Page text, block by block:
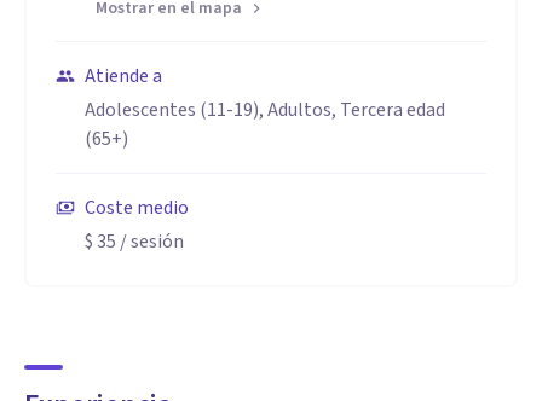
Mostrar en el mapa
Atiende a
Adolescentes (11-19), Adultos, Tercera edad
(65+)
Coste medio
$ 35 / sesión